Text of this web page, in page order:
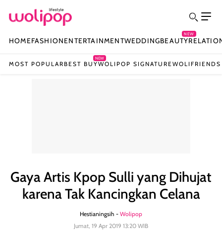
HOMEFASHIONENTERTAINMENTWEDDINGBEAUTY
NEW
MOST POPULAR BEST BUY
NEW
WOLIPOP SIGNATUREWOLIFRIENDS
Gaya Artis Kpop Sulli yang Dihujat
karena Tak Kancingkan Celana
Hestianingsih - Wolipop
Jumat, 19 Apr 2019 13:20 WIB